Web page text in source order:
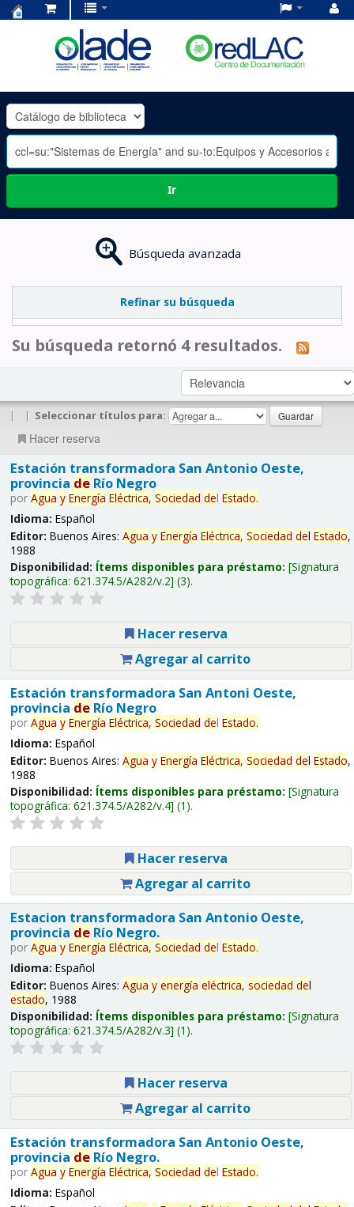
OLADE
-
Ir
Búsqueda avanzada
Refinar su búsqueda
Su búsqueda retornó 4 resultados.
| | Seleccionar títulos para:
Hacer reserva
Estación transformadora San Antonio Oeste,
provincia deRío Negro
por Agua y Energía Eléctrica, Sociedad del Estado.
Idioma: Español
Editor: Buenos Aires: Agua y Energía Eléctrica, Sociedad del Estado,
1988
Disponibilidad: Ítems disponibles para préstamo: Signatura
topográfica: 621.374.5/A282/v.2 (3).
Hacer reserva
Agregar al carrito
Estación transformadora San Antoni Oeste,
provincia deRío Negro
por Agua y Energía Eléctrica, Sociedad del Estado.
Idioma: Español
Editor: Buenos Aires: Agua y Energía Eléctrica, Sociedad del Estado,
1988
Disponibilidad: Ítems disponibles para préstamo: Signatura
topográfica: 621.374.5/A282/v.4 (1).
Hacer reserva
Agregar al carrito
Estacion transformadora San Antonio Oeste,
provincia deRío Negro.
por Agua y Energía Eléctrica, Sociedad del Estado.
Idioma: Español
Editor: Buenos Aires: Agua y energía eléctrica, sociedad del
estado, 1988
Disponibilidad: Ítems disponibles para préstamo: Signatura
topográfica: 621.374.5/A282/v.3 (1).
Hacer reserva
Agregar al carrito
Estación transformadora San Antonio Oeste,
provincia deRío Negro.
por Agua y Energía Eléctrica, Sociedad del Estado.
Idioma: Español